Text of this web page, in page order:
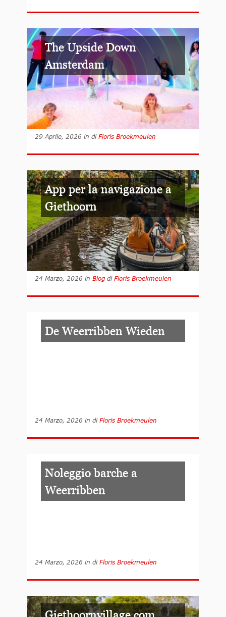
The Upside Down
Amsterdam
29 Aprile, 2026 in di Floris Broekmeulen
App per la navigazione a
Giethoorn
24 Marzo, 2026 in Blog di Floris Broekmeulen
De Weerribben Wieden
24 Marzo, 2026 in di Floris Broekmeulen
Noleggio barche a
Weerribben
24 Marzo, 2026 in di Floris Broekmeulen